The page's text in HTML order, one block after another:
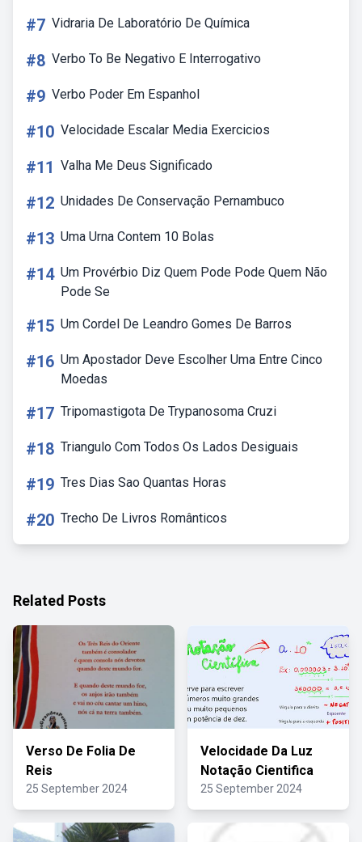
#7 Vidraria De Laboratório De Química
#8 Verbo To Be Negativo E Interrogativo
#9 Verbo Poder Em Espanhol
#10 Velocidade Escalar Media Exercicios
#11 Valha Me Deus Significado
#12 Unidades De Conservação Pernambuco
#13 Uma Urna Contem 10 Bolas
#14 Um Provérbio Diz Quem Pode Pode Quem Não
Pode Se
#15 Um Cordel De Leandro Gomes De Barros
#16 Um Apostador Deve Escolher Uma Entre Cinco
Moedas
#17 Tripomastigota De Trypanosoma Cruzi
#18 Triangulo Com Todos Os Lados Desiguais
#19 Tres Dias Sao Quantas Horas
#20 Trecho De Livros Românticos
Related Posts
Verso De Folia De
Reis
25 September 2024
Velocidade Da Luz
Notação Cientifica
25 September 2024